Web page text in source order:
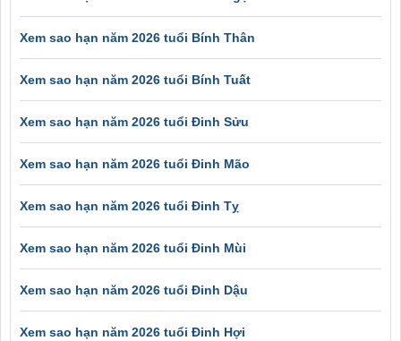
Xem sao hạn năm 2026 tuổi Bính Thân
Xem sao hạn năm 2026 tuổi Bính Tuất
Xem sao hạn năm 2026 tuổi Đinh Sửu
Xem sao hạn năm 2026 tuổi Đinh Mão
Xem sao hạn năm 2026 tuổi Đinh Tỵ
Xem sao hạn năm 2026 tuổi Đinh Mùi
Xem sao hạn năm 2026 tuổi Đinh Dậu
Xem sao hạn năm 2026 tuổi Đinh Hợi